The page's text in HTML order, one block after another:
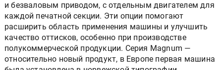
и безваловым приводом, с отдельным двигателем для
каждой печатной секции. Эти опции помогают
расширить область применения машины и улучшить
качество оттисков, особенно при производстве
полукоммерческой продукции. Серия Magnum —
относительнo новый продукт, в Европе первая машина